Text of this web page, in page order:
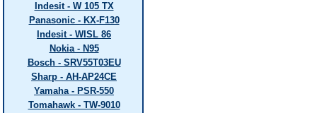
Indesit - W 105 TX
Panasonic - KX-F130
Indesit - WISL 86
Nokia - N95
Bosch - SRV55T03EU
Sharp - AH-AP24CE
Yamaha - PSR-550
Tomahawk - TW-9010